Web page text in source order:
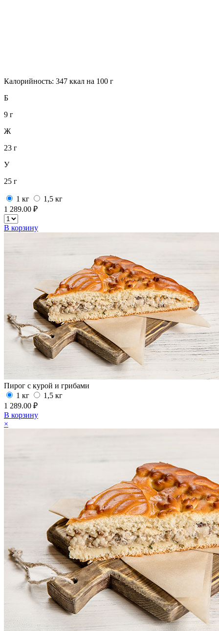
Калорийность: 347 ккал на 100 г
Б
9 г
Ж
23 г
У
25 г
1 кг
1,5 кг
1 289.00 ₽
В корзину
Пирог с курой и грибами
1 кг
1,5 кг
1 289.00 ₽
В корзину
×